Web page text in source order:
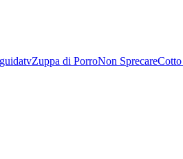
Zuppa di PorroNon Sprecare